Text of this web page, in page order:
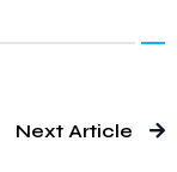
Next Article